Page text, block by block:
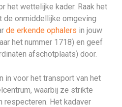
het wettelijke kader. Raak het
de onmiddellijke omgeving
de erkende ophalers in jouw
het nummer 1718) en geef
afschotplaats) door.
in voor het transport van het
waarbij ze strikte
Het kadaver